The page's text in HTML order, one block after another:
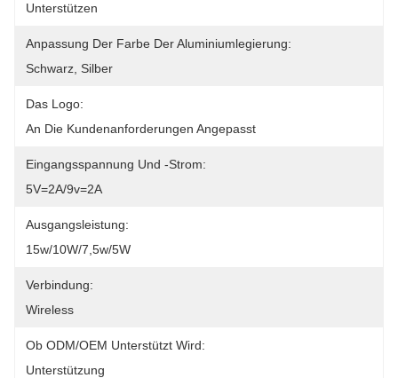
Unterstützen
Anpassung Der Farbe Der Aluminiumlegierung:
Schwarz, Silber
Das Logo:
An Die Kundenanforderungen Angepasst
Eingangsspannung Und -strom:
5V=2A/9v=2A
Ausgangsleistung:
15w/10W/7,5w/5W
Verbindung:
Wireless
Ob ODM/OEM Unterstützt Wird:
Unterstützung